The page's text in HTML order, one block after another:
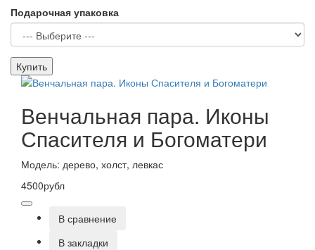
Подарочная упаковка
Купить
Венчальная пара. Иконы
Спасителя и Богоматери
Модель: дерево, холст, левкас
4500рубл
В сравнение
В закладки